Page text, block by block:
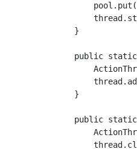
    }
public
    }
public